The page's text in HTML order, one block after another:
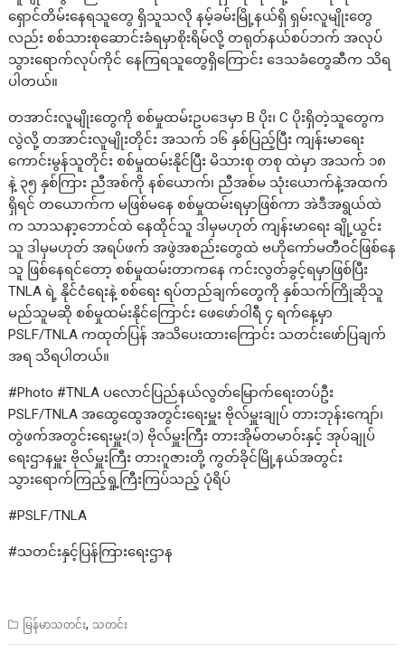
ရှောင်တိမ်းနေရသူတွေ ရှိသူသလို နမ့်ခမ်းမြို့နယ်ရှိ ရှမ်းလူမျိုးတွေ
လည်း စစ်သားစုဆောင်းခံရမှာစိုးရိမ်လို့ တရုတ်နယ်စပ်ဘက် အလုပ်
သွားရောက်လုပ်ကိုင် နေကြရသူတွေရှိကြောင်း ဒေသခံတွေဆီက သိရ
ပါတယ်။
တအာင်းလူမျိုးတွေကို စစ်မှုထမ်းဥပဒေမှာ B ပိုး၊ C ပိုးရှိတဲ့သူတွေက
လွဲလို့ တအာင်းလူမျိုးတိုင်း အသက် ၁၆ နှစ်ပြည့်ပြီး ကျန်းမာရေး
ကောင်းမွန်သူတိုင်း စစ်မှုထမ်းနိုင်ပြီး မိသားစု တစု ထဲမှာ အသက် ၁၈
နဲ့ ၃၅ နှစ်ကြား ညီအစ်ကို နစ်ယောက်၊ ညီအစ်မ သုံးယောက်နဲ့အထက်
ရှိရင် တယောက်က မဖြစ်မနေ စစ်မှုထမ်းရမှာဖြစ်ကာ အဲဒီအရွယ်ထဲ
က သာသနာ့ဘောင်ထဲ နေထိုင်သူ ဒါမှမဟုတ် ကျန်းမာရေး ချို့ယွင်း
သူ ဒါမှမဟုတ် အရပ်ဖက် အဖွဲအစည်းတွေထဲ ဗဟိုကော်မတီဝင်ဖြစ်နေ
သူ ဖြစ်နေရင်တော့ စစ်မှုထမ်းတာကနေ ကင်းလွတ်ခွင့်ရမှာဖြစ်ပြီး
TNLA ရဲ့ နိုင်ငံရေးနဲ့ စစ်ရေး ရပ်တည်ချက်တွေကို နှစ်သက်ကြိုဆိုသူ
မည်သူမဆို စစ်မှုထမ်းနိုင်ကြောင်း ဖေဖော်ဝါရီ ၄ ရက်နေ့မှာ
PSLF/TNLA ကထုတ်ပြန် အသိပေးထားကြောင်း သတင်းဖော်ပြချက်
အရ သိရပါတယ်။
#Photo #TNLA ပလောင်ပြည်နယ်လွတ်မြောက်ရေးတပ်ဦး
PSLF/TNLA အထွေထွေအတွင်းရေးမှူး ဗိုလ်မှူးချုပ် တားဘုန်းကျော်၊
တွဲဖက်အတွင်းရေးမှူး(၁) ဗိုလ်မှူးကြီး တားအိုမ်တမာဝ်းနှင့် အုပ်ချုပ်
ရေးဌာနမှူး ဗိုလ်မှူးကြီး တားဂူဇားတို့ ကွတ်ခိုင်မြို့နယ်အတွင်း
သွားရောက်ကြည့်ရှု့ကြီးကြပ်သည့် ပုံရိပ်
#PSLF/TNLA
#သတင်းနှင့်ပြန်ကြားရေးဌာန
မြန်မာသတင်း, သတင်း